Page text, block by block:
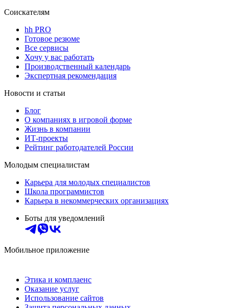
Соискателям
hh PRO
Готовое резюме
Все сервисы
Хочу у вас работать
Производственный календарь
Экспертная рекомендация
Новости и статьи
Блог
О компаниях в игровой форме
Жизнь в компании
ИТ-проекты
Рейтинг работодателей России
Молодым специалистам
Карьера для молодых специалистов
Школа программистов
Карьера в некоммерческих организациях
Боты для уведомлений
Мобильное приложение
Этика и комплаенс
Оказание услуг
Использование сайтов